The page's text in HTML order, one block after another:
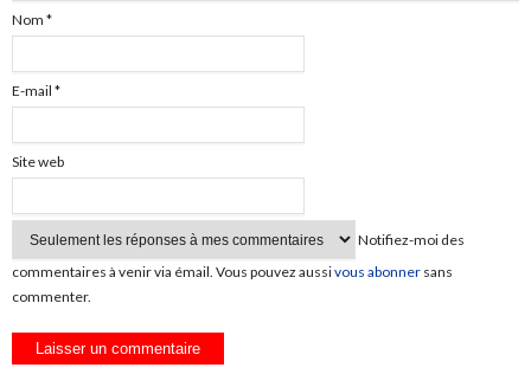
Nom *
E-mail *
Site web
Notifiez-moi des
commentaires à venir via émail. Vous pouvez aussivous abonner sans
commenter.